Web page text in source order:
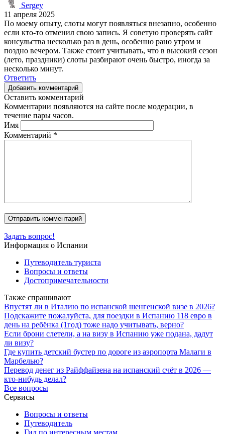
Sergey
11 апреля 2025
По моему опыту, слоты могут появляться внезапно, особенно
если кто-то отменил свою запись. Я советую проверять сайт
консульства несколько раз в день, особенно рано утром и
поздно вечером. Также стоит учитывать, что в высокий сезон
(лето, праздники) слоты разбирают очень быстро, иногда за
несколько минут.
Ответить
Добавить комментарий
Оставить комментарий
Комментарии появляются на сайте после модерации, в
течение пары часов.
Имя
Комментарий *
Задать вопрос!
Информация о Испании
Путеводитель туриста
Вопросы и ответы
Достопримечательности
Также спрашивают
Впустят ли в Италию по испанской шенгенской визе в 2026?
Подскажите пожалуйста, для поездки в Испанию 118 евро в
день на ребёнка (1год) тоже надо учитывать, верно?
Если брони слетели, а на визу в Испанию уже подана, дадут
ли визу?
Где купить детский бустер по дороге из аэропорта Малаги в
Марбелью?
Перевод денег из Райффайзена на испанский счёт в 2026 —
кто-нибудь делал?
Все вопросы
Сервисы
Вопросы и ответы
Путеводитель
Гид по интересным местам